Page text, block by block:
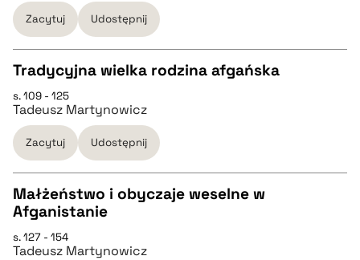
pobierz cytat
BIBTEX
pobierz cytat
Zacytuj Udostępnij
CZYSTY TEKST
pobierz cytat
BIBTEX
pobierz cytat
Tradycyjna wielka rodzina afgańska
s. 109 - 125
Tadeusz Martynowicz
Zacytuj Udostępnij
CZYSTY TEKST
Małżeństwo i obyczaje weselne w
Afganistanie
s. 127 - 154
Tadeusz Martynowicz